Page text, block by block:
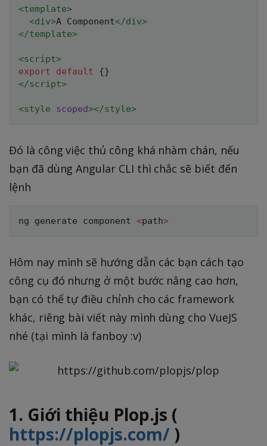
<template>
<div>A Component</div>
</template>
<script>
export
default {}
</script>
<style scoped></style>
Đó là công việc thủ công khá nhàm chán, nếu
bạn đã dùng Angular CLI thì chắc sẽ biết đến
lệnh
ng generate component <path>
Hôm nay mình sẽ hướng dẫn các bạn cách tạo
công cụ đó nhưng ở một bước nâng cao hơn,
bạn có thể tự điều chỉnh cho các framework
khác, riêng bài viết này mình dùng cho VueJS
nhé (tại mình là fanboy :v)
1. Giới thiệu Plop.js (
https://plopjs.com/ )